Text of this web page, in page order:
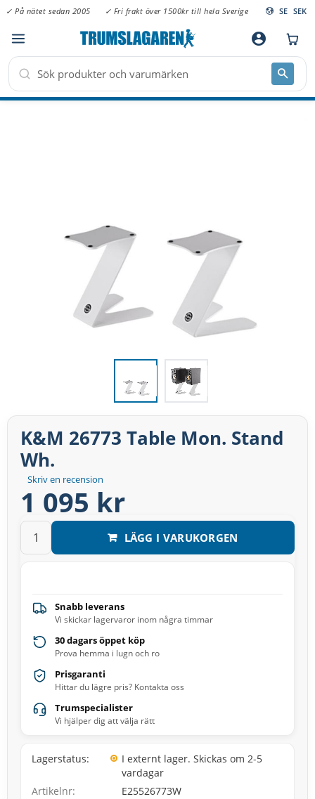
Meny
✓ På nätet sedan 2005 ✓ Fri frakt över 1500kr till hela Sverige SE SEK
account_circle
Skriv en recension
K&M 26773 Table Mon. Stand
Wh.
1 095 kr
LÄGG I VARUKORGEN
Snabb leverans
Vi skickar lagervaror inom några timmar
30 dagars öppet köp
Prova hemma i lugn och ro
Prisgaranti
Hittar du lägre pris? Kontakta oss
Trumspecialister
Vi hjälper dig att välja rätt
Lagerstatus
I externt lager. Skickas om 2-5
vardagar
Artikelnr
E25526773W